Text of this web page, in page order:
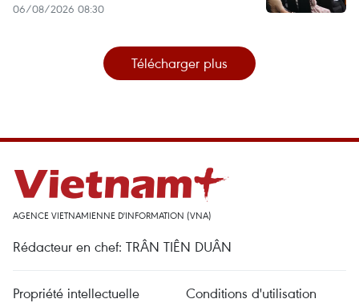
06/08/2026 08:30
Télécharger plus
AGENCE VIETNAMIENNE D'INFORMATION (VNA)
Rédacteur en chef: TRÂN TIÊN DUÂN
Propriété intellectuelle
Conditions d'utilisation